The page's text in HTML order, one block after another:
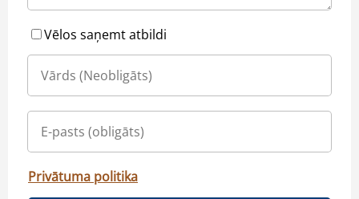
Vēlos saņemt atbildi
Privātuma politika